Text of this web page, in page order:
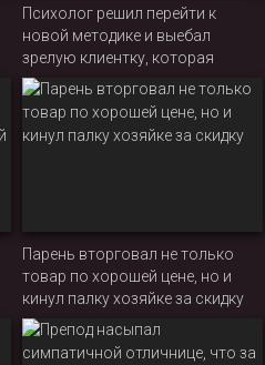
Психолог решил перейти к
новой методике и выебал
зрелую клиентку, которая
жаловалась на интимные
проблемы с мужем
Парень вторговал не только
товар по хорошей цене, но и
кинул палку хозяйке за скидку